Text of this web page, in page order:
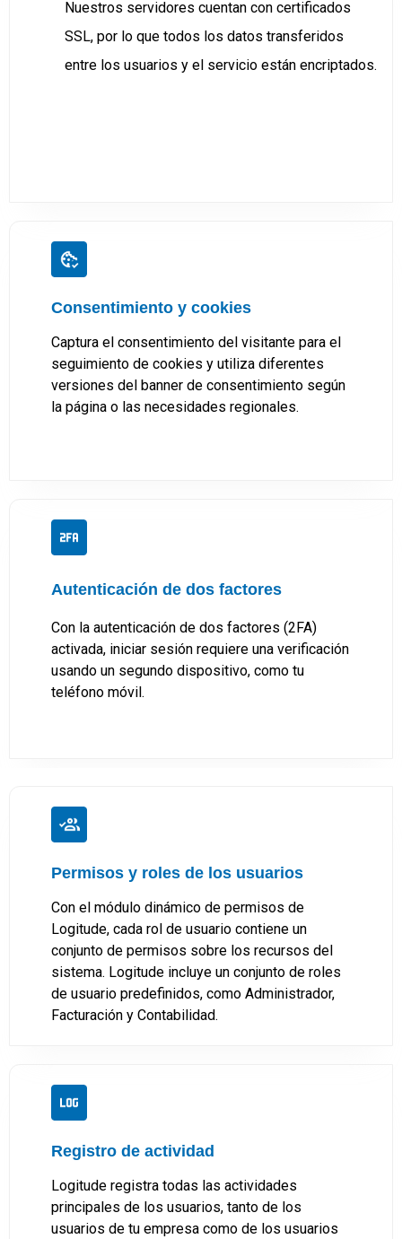
Nuestros servidores cuentan con certificados
SSL, por lo que todos los datos transferidos
entre los usuarios y el servicio están encriptados.
Consentimiento y cookies
Captura el consentimiento del visitante para el
seguimiento de cookies y utiliza diferentes
versiones del banner de consentimiento según
la página o las necesidades regionales.
Autenticación de dos factores
Con la autenticación de dos factores (2FA)
activada, iniciar sesión requiere una verificación
usando un segundo dispositivo, como tu
teléfono móvil.
Permisos y roles de los usuarios
Con el módulo dinámico de permisos de
Logitude, cada rol de usuario contiene un
conjunto de permisos sobre los recursos del
sistema. Logitude incluye un conjunto de roles
de usuario predefinidos, como Administrador,
Facturación y Contabilidad.
Registro de actividad
Logitude registra todas las actividades
principales de los usuarios, tanto de los
usuarios de tu empresa como de los usuarios